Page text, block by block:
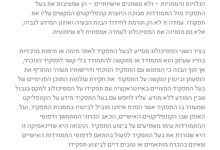
הגלויות והסמויות – ולא משתנים אישיותיים – הן שמציבות את בעל
התפקיד מול התמודדות סבוכה היוצרת קונפליקטים המקשים עליו את
תפקודו. עמדה זו לא רק תורמת לחידוד הבנת הבעיה וארגון המידע לגביה,
אלא גם מזמינה את הפסיכולוג לעמדה אמפתית לא שיפוטית.
בציר השני הפסיכולוג מסייע לבעל התפקיד לאתר תימה או תימות מרכזיות
בחייו שעימן הוא מתמודד או מתקשה להתמודד בלי קשר לתפקיד הנוכחי,
אך תוך הבנה כי המפגש עם התפקיד הנוכחי ודרישותיו מעורר ומחריף את
הופעתן וביטוין ומקשה על התפקוד. את חקירת עולמות התוכן הפנימיים של
בעל התפקיד המצויים באינטראקציה עם תפקידו על הפסיכולוג למקם בגבול
שבין המודע ללא מודע. עליו לחפש עם בעל התפקיד מידע על הקונפליקט
שמעורר בו התפקיד אשר הפרת איזונו מוביל לביטויו במסגרת התפקיד, ועל
האופן שבו הקונפליקטים האישיים, הכאב הכרוני המתמשך ודפוסי
ההתמודדות עימו משפיעים על ביצוע התפקיד. ההנחה היא שדינאמיקה זו
היא שגוררת את בעל התפקיד לפעול בהתאם לדפוסי התמודדות האישיים
שאינם בהכרח מותאמים או טובים דיים לביצוע תפקידו.